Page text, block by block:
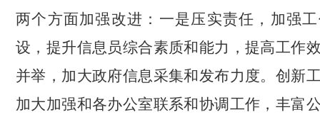
两个方面加强改进：一是压实责任，加强
设，提升信息员综合素质和能力，提高工作
并举，加大政府信息采集和发布力度。创新
加大加强和各办公室联系和协调工作，丰富